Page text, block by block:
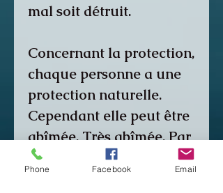
mal soit détruit.
Concernant la protection,
chaque personne a une
protection naturelle.
Cependant elle peut être
abîmée. Très abîmée. Par
différentes atteintes
naturelles. Au cours
Phone Facebook Email